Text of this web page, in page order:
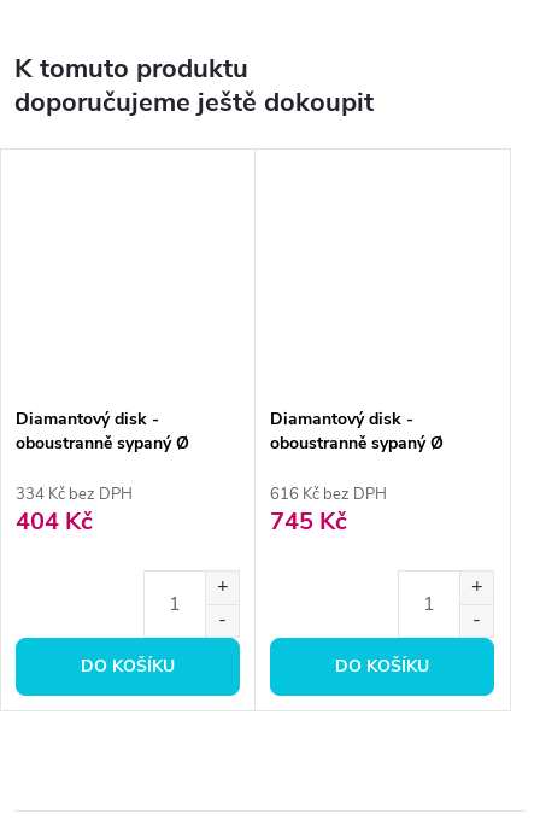
K tomuto produktu
doporučujeme ještě dokoupit
Diamantový disk -
oboustranně sypaný Ø
334 Kč bez DPH
404 Kč
DO KOŠÍKU
Diamantový disk -
oboustranně sypaný Ø
616 Kč bez DPH
745 Kč
DO KOŠÍKU